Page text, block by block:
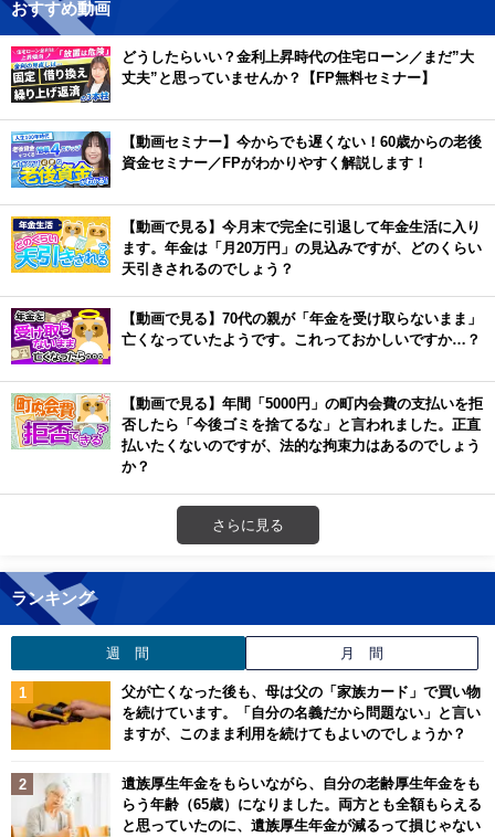
おすすめ動画
どうしたらいい？金利上昇時代の住宅ローン／まだ”大
丈夫”と思っていませんか？【FP無料セミナー】
【動画セミナー】今からでも遅くない！60歳からの老後
資金セミナー／FPがわかりやすく解説します！
【動画で見る】今月末で完全に引退して年金生活に入り
ます。年金は「月20万円」の見込みですが、どのくらい
天引きされるのでしょう？
【動画で見る】70代の親が「年金を受け取らないまま」
亡くなっていたようです。これっておかしいですか…？
【動画で見る】年間「5000円」の町内会費の支払いを拒
否したら「今後ゴミを捨てるな」と言われました。正直
払いたくないのですが、法的な拘束力はあるのでしょう
か？
さらに見る
ランキング
週 間 月 間
父が亡くなった後も、母は父の「家族カード」で買い物
を続けています。「自分の名義だから問題ない」と言い
ますが、このまま利用を続けてもよいのでしょうか？
遺族厚生年金をもらいながら、自分の老齢厚生年金をも
らう年齢（65歳）になりました。両方とも全額もらえる
と思っていたのに、遺族厚生年金が減るって損じゃない